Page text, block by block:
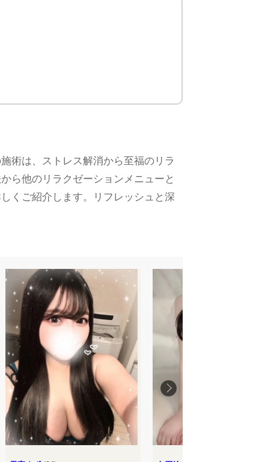
術は、ストレス解消から至福のリラ
ら他のリラクゼーションメニューと
くご紹介します。リフレッシュと深